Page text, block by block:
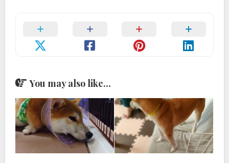
You may also like...